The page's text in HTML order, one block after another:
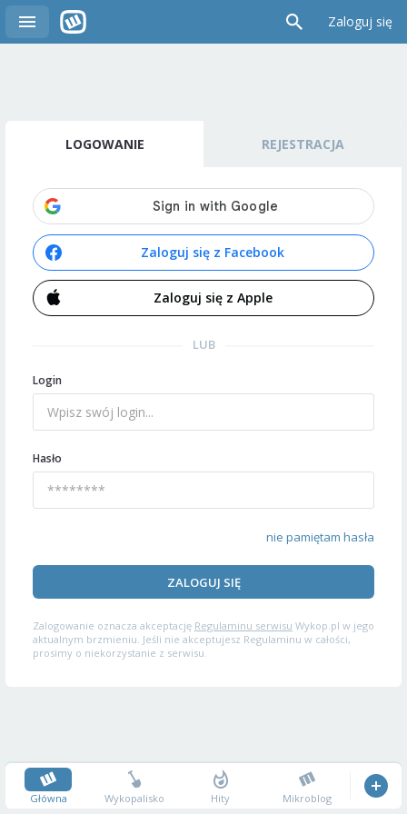
Zaloguj się
LOGOWANIE REJESTRACJA
Zaloguj się z Facebook
Zaloguj się z Apple
LUB
Login
Hasło
nie pamiętam hasła
ZALOGUJ SIĘ
Zalogowanie oznacza akceptację Regulaminu serwisu Wykop.pl w jego
aktualnym brzmieniu. Jeśli nie akceptujesz Regulaminu w całości,
prosimy o niekorzystanie z serwisu.
Główna Wykopalisko Hity Mikroblog